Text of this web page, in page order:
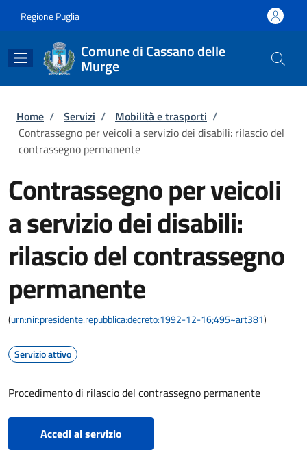
Regione Puglia
Comune di Cassano delle
Murge
Briciole di pane
Home / Servizi / Mobilità e trasporti /
Contrassegno per veicoli a servizio dei disabili: rilascio del
contrassegno permanente
Contrassegno per veicoli
a servizio dei disabili:
rilascio del contrassegno
permanente
(urn:nir:presidente.repubblica:decreto:1992-12-16;495~art381)
Servizio attivo
Procedimento di rilascio del contrassegno permanente
Accedi al servizio